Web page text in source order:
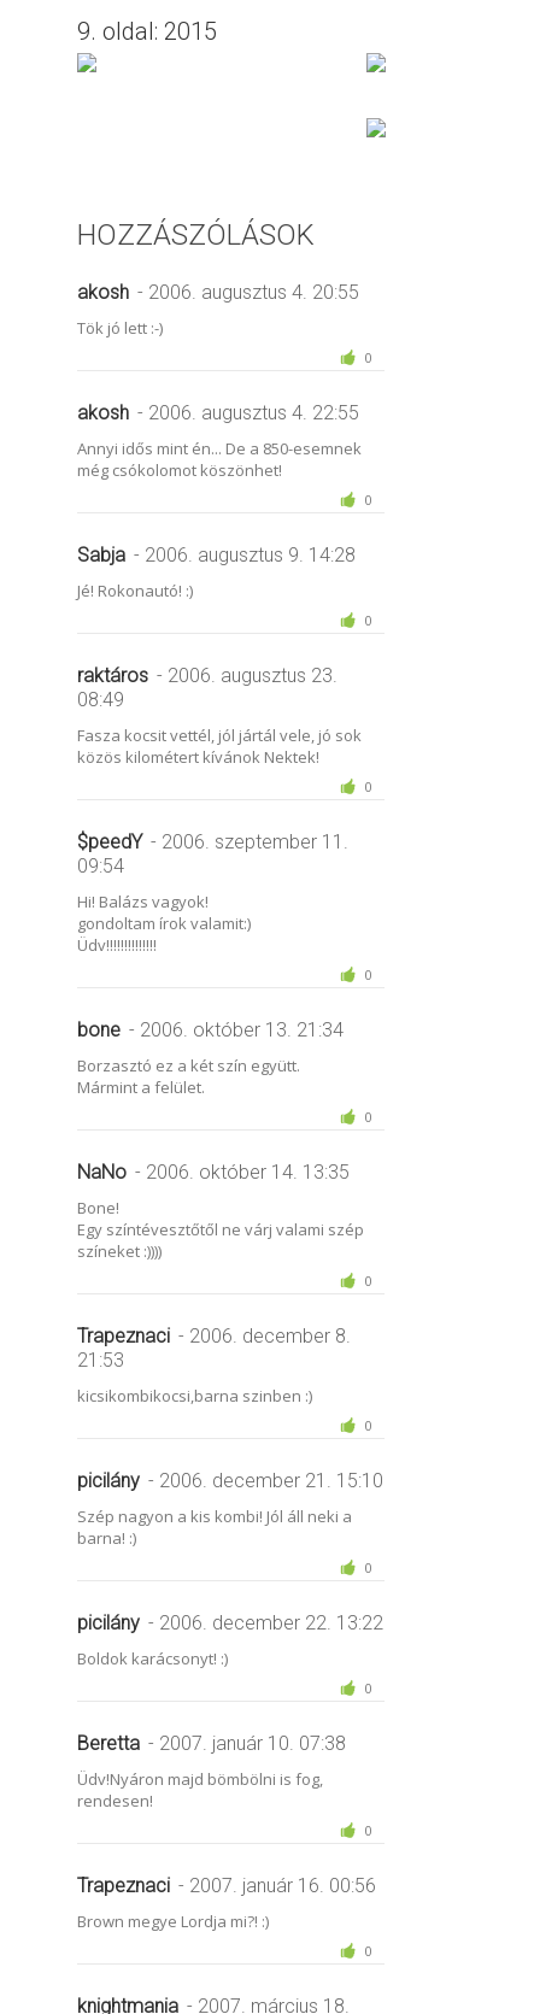
9. oldal: 2015
HOZZÁSZÓLÁSOK
akosh - 2006. augusztus 4. 20:55
Tök jó lett :-)
0
akosh - 2006. augusztus 4. 22:55
Annyi idős mint én... De a 850-esemnek
még csókolomot köszönhet!
0
Sabja - 2006. augusztus 9. 14:28
Jé! Rokonautó! :)
0
raktáros - 2006. augusztus 23.
08:49
Fasza kocsit vettél, jól jártál vele, jó sok
közös kilométert kívánok Nektek!
0
$peedY - 2006. szeptember 11.
09:54
Hi! Balázs vagyok!
gondoltam írok valamit:)
Üdv!!!!!!!!!!!!!!
0
bone - 2006. október 13. 21:34
Borzasztó ez a két szín együtt.
Mármint a felület.
0
NaNo - 2006. október 14. 13:35
Bone!
Egy színtévesztőtől ne várj valami szép
színeket :))))
0
Trapeznaci - 2006. december 8.
21:53
kicsikombikocsi,barna szinben :)
0
picilány - 2006. december 21. 15:10
Szép nagyon a kis kombi! Jól áll neki a
barna! :)
0
picilány - 2006. december 22. 13:22
Boldok karácsonyt! :)
0
Beretta - 2007. január 10. 07:38
Üdv!Nyáron majd bömbölni is fog,
rendesen!
0
Trapeznaci - 2007. január 16. 00:56
Brown megye Lordja mi?! :)
0
knightmania - 2007. március 18.